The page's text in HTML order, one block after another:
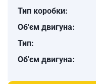
Тип коробки:
Об'єм двигуна:
Тип:
Об'єм двигуна: